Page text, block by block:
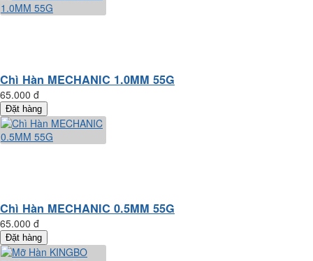
Chì Hàn MECHANIC 1.0MM 55G
65.000 đ
Đặt hàng
Chì Hàn MECHANIC 0.5MM 55G
65.000 đ
Đặt hàng